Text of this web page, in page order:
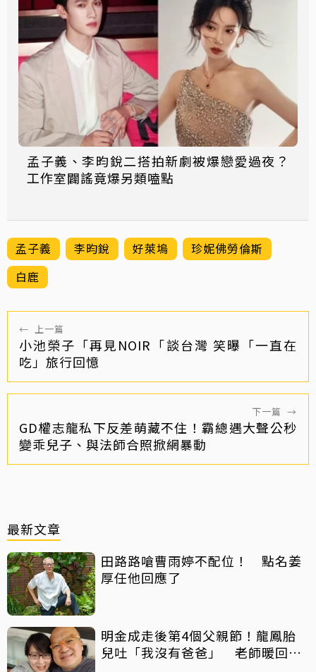
孟子義、李昀銳二搭拍新劇被爆戀愛過夜？
工作室闢謠竟爆另類嗑點
孟子義 李昀銳 好萊塢
珍妮佛勞倫斯
白鹿
← 上一篇
小池榮子「再見NOIR「談台灣 笑曝「一直在
吃」旅行回憶
下一篇 →
GD權志龍私下反差萌藏不住！霸總遇大聲公秒
變乖兒子、與法師合照掀網暴動
最新文章
田路路嗆曹雨婷不配位！ 點名姜
厚任他回應了
明金成走後第4個父親節！龍鳳胎
兒吐「我沒有爸爸」 老師暖回一